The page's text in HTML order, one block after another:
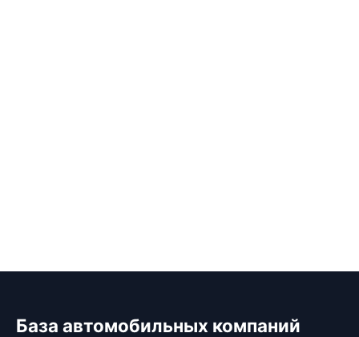
База автомобильных компаний